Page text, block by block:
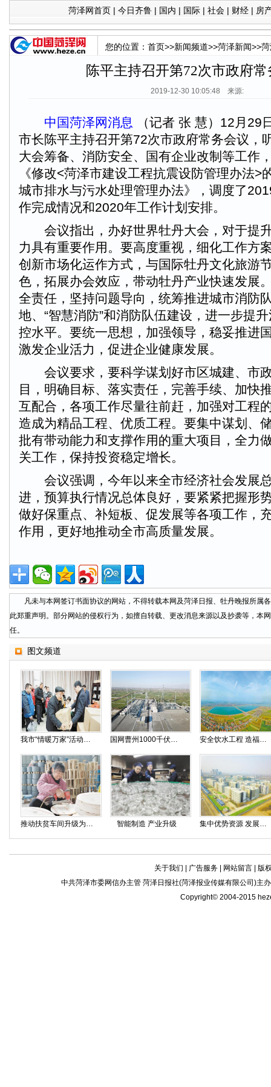
菏泽网首页 | 今日齐鲁 | 国内 | 国际 | 社会 | 财经 | 房
您的位置： 首页>>新闻频道>>菏泽新闻>>
陈平主持召开第72次市政府
2019-12-30 10:05:48 来源:
中国菏泽网消息 （记者 张 慧）12月29
市长陈平主持召开第72次市政府常务会议，
大会筹备、消防安全、国有企业改制等工作
《修改<菏泽市建设工程抗震设防管理办法>
城市排水与污水处理管理办法》，调度了
作完成情况和2020年工作计划安排。
会议指出，办好世界牡丹大会，对于提
力具有重要作用。要高度重视，细化工作方
创新市场化运作方式，与国际牡丹文化旅游
色，拓展办会效应，带动牡丹产业快速发展
全责任，坚持问题导向，统筹推进城市消防
地、“智慧消防”和消防队伍建设，进一步提
控水平。要统一思想，加强领导，稳妥推进
激发企业活力，促进企业健康发展。
会议要求，要科学谋划好市区城建、市
目，明确目标、落实责任，完善手续、加快
互配合，各项工作尽量往前赶，加强对工程
造成为精品工程、优质工程。要集中谋划、
批有带动能力和支撑作用的重大项目，全力
关工作，保持投资稳定增长。
会议强调，今年以来全市经济社会发展
进，预算执行情况总体良好，要紧紧把握形
做好保重点、补短板、促发展等各项工作，
作用，更好地推动全市高质量发展。
凡未与本网签订书面协议的网站，不得转载本网及菏泽日报、牡丹晚报所属
此郑重声明。部分网站的侵权行为，如擅自转载、更改消息来源以及抄袭等，本
任。
图文频道
我市“情暖万家”活动启动 国网曹州1000千伏特高压变电站启动送电调试 安全饮水工程 造福万千百姓
推动扶贫车间升级为“致富车间” 智能制造 产业升级 集中优势资源 发展职业教育
关于我们 广告服务| 网站留言| 版
中共菏泽市委网信办主管 菏泽日报社(菏泽报业传媒有限公司)主
Copyright© 2004-2015